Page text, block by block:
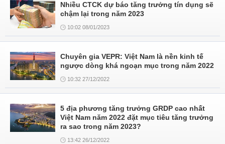
Nhiều CTCK dự báo tăng trưởng tín dụng sẽ
chậm lại trong năm 2023
10:02 08/01/2023
Chuyên gia VEPR: Việt Nam là nền kinh tế
ngược dòng khá ngoạn mục trong năm 2022
10:32 27/12/2022
5 địa phương tăng trưởng GRDP cao nhất
Việt Nam năm 2022 đặt mục tiêu tăng trưởng
ra sao trong năm 2023?
13:42 26/12/2022